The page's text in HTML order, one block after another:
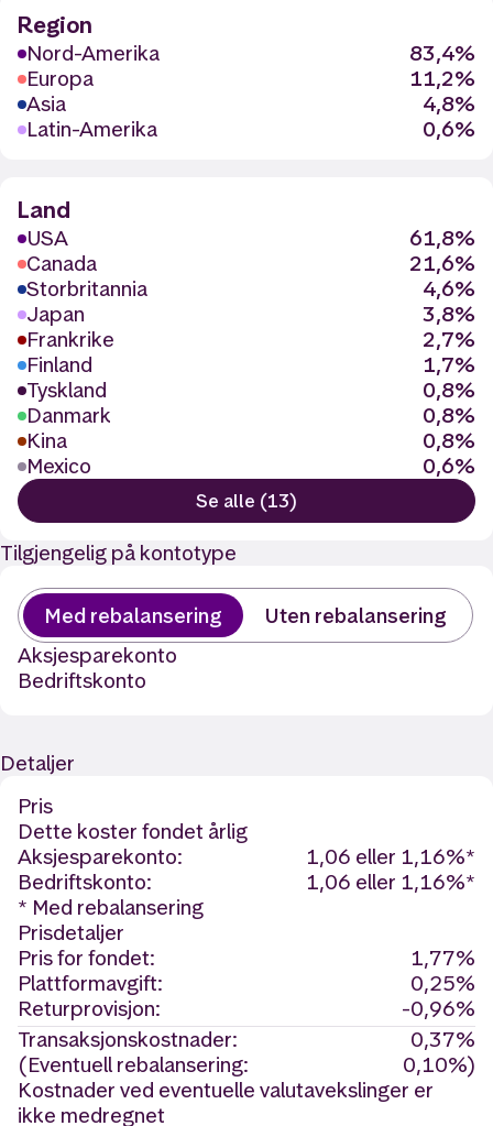
Region
Nord-Amerika
83,4%
Europa
11,2%
Asia
4,8%
Latin-Amerika
0,6%
Land
USA
61,8%
Canada
21,6%
Storbritannia
4,6%
Japan
3,8%
Frankrike
2,7%
Finland
1,7%
Tyskland
0,8%
Danmark
0,8%
Kina
0,8%
Mexico
0,6%
Se alle (13)
Tilgjengelig på kontotype
Med rebalansering
Uten rebalansering
Aksjesparekonto
Bedriftskonto
Detaljer
Pris
Dette koster fondet årlig
Aksjesparekonto:
1,06 eller 1,16%*
Bedriftskonto:
1,06 eller 1,16%*
* Med rebalansering
Prisdetaljer
Pris for fondet:
1,77%
Plattformavgift:
0,25%
Returprovisjon:
-0,96%
Transaksjonskostnader:
0,37%
(Eventuell rebalansering:
0,10%)
Kostnader ved eventuelle valutavekslinger er
ikke medregnet